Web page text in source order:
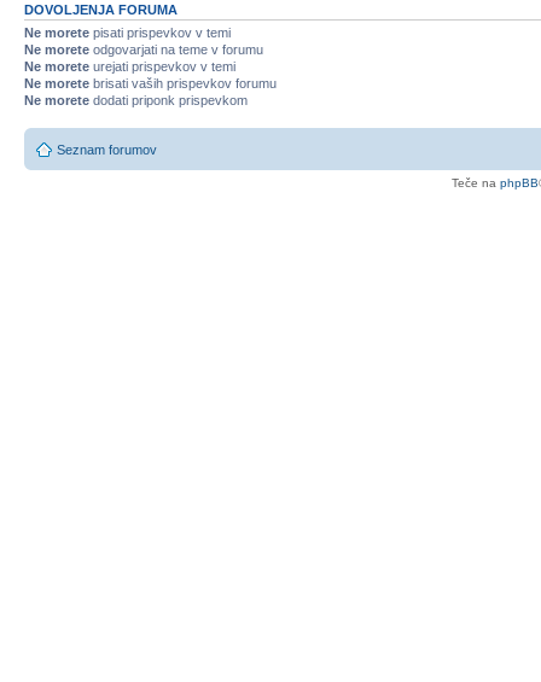
DOVOLJENJA FORUMA
Ne morete pisati prispevkov v temi
Ne morete odgovarjati na teme v forumu
Ne morete urejati prispevkov v temi
Ne morete brisati vaših prispevkov forumu
Ne morete dodati priponk prispevkom
Seznam forumov
Teče na phpBB